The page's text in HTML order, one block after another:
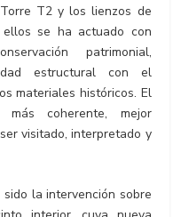
T2 y los lienzos de
se ha actuado con
patrimonial,
estructural con el
materiales históricos. El
coherente, mejor
visitado, interpretado y
la intervención sobre